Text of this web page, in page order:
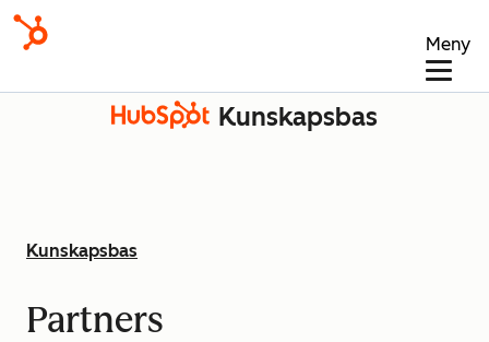
Meny
Kunskapsbas
Kunskapsbas
Partners